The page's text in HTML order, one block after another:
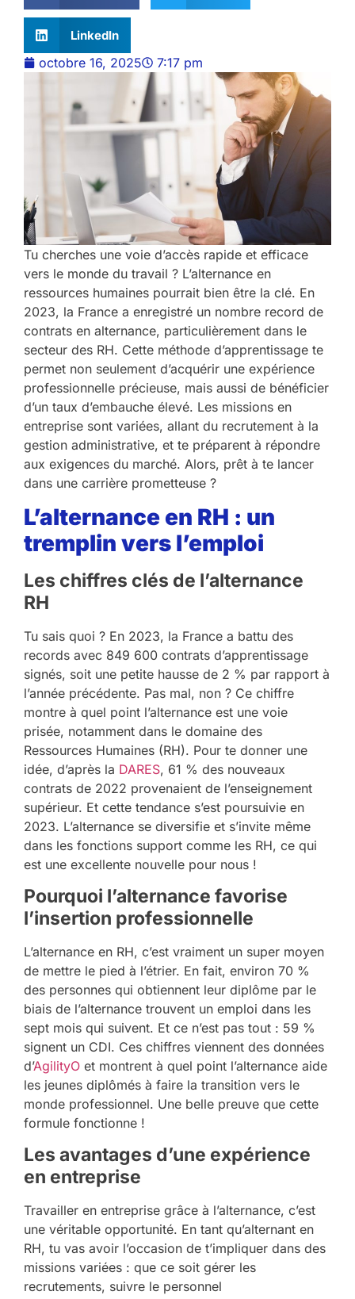
LinkedIn
octobre 16, 2025 7:17 pm
Tu cherches une voie d’accès rapide et efficace
vers le monde du travail ? L’alternance en
ressources humaines pourrait bien être la clé. En
2023, la France a enregistré un nombre record de
contrats en alternance, particulièrement dans le
secteur des RH. Cette méthode d’apprentissage te
permet non seulement d’acquérir une expérience
professionnelle précieuse, mais aussi de bénéficier
d’un taux d’embauche élevé. Les missions en
entreprise sont variées, allant du recrutement à la
gestion administrative, et te préparent à répondre
aux exigences du marché. Alors, prêt à te lancer
dans une carrière prometteuse ?
L’alternance en RH : un
tremplin vers l’emploi
Les chiffres clés de l’alternance
RH
Tu sais quoi ? En 2023, la France a battu des
records avec 849 600 contrats d’apprentissage
signés, soit une petite hausse de 2 % par rapport à
l’année précédente. Pas mal, non ? Ce chiffre
montre à quel point l’alternance est une voie
prisée, notamment dans le domaine des
Ressources Humaines (RH). Pour te donner une
idée, d’après la DARES, 61 % des nouveaux
contrats de 2022 provenaient de l’enseignement
supérieur. Et cette tendance s’est poursuivie en
2023. L’alternance se diversifie et s’invite même
dans les fonctions support comme les RH, ce qui
est une excellente nouvelle pour nous !
Pourquoi l’alternance favorise
l’insertion professionnelle
L’alternance en RH, c’est vraiment un super moyen
de mettre le pied à l’étrier. En fait, environ 70 %
des personnes qui obtiennent leur diplôme par le
biais de l’alternance trouvent un emploi dans les
sept mois qui suivent. Et ce n’est pas tout : 59 %
signent un CDI. Ces chiffres viennent des données
d’AgilityO et montrent à quel point l’alternance aide
les jeunes diplômés à faire la transition vers le
monde professionnel. Une belle preuve que cette
formule fonctionne !
Les avantages d’une expérience
en entreprise
Travailler en entreprise grâce à l’alternance, c’est
une véritable opportunité. En tant qu’alternant en
RH, tu vas avoir l’occasion de t’impliquer dans des
missions variées : que ce soit gérer les
recrutements, suivre le personnel